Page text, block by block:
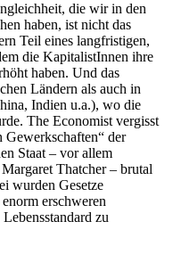
die wir in den
haben, ist nicht das
Teil eines langfristigen,
die KapitalistInnen ihre
haben. Und das
Ländern als auch in
Indien u.a.), wo die
The Economist vergisst
Gewerkschaften“ der
Staat – vor allem
Thatcher – brutal
wurden Gesetze
erschweren
zu